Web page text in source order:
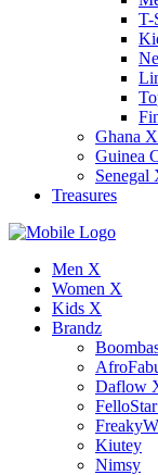
T-
Ghana X
Guinea
Senegal
Treasures
Men X
Women X
Kids X
Brandz
Daflow
Kiutey
Nimsy